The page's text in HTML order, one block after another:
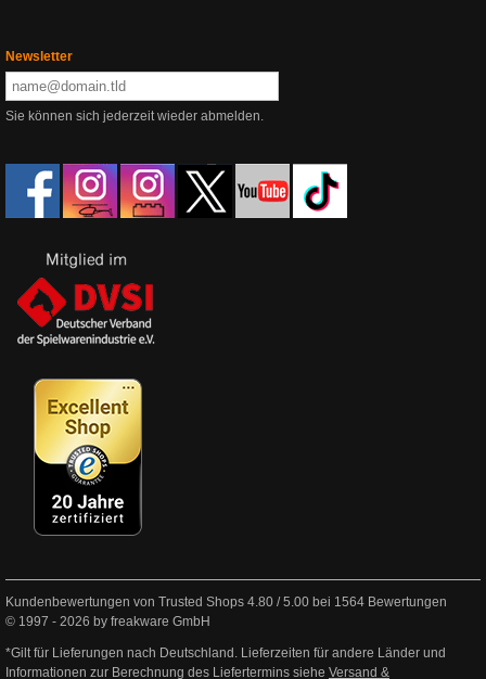
Newsletter
Sie können sich jederzeit wieder abmelden.
Kundenbewertungen von Trusted Shops 4.80 /5.00 bei 1564 Bewertungen
© 1997 - 2026 by freakware GmbH
*Gilt für Lieferungen nach Deutschland. Lieferzeiten für andere Länder und
Informationen zur Berechnung des Liefertermins siehe Versand &